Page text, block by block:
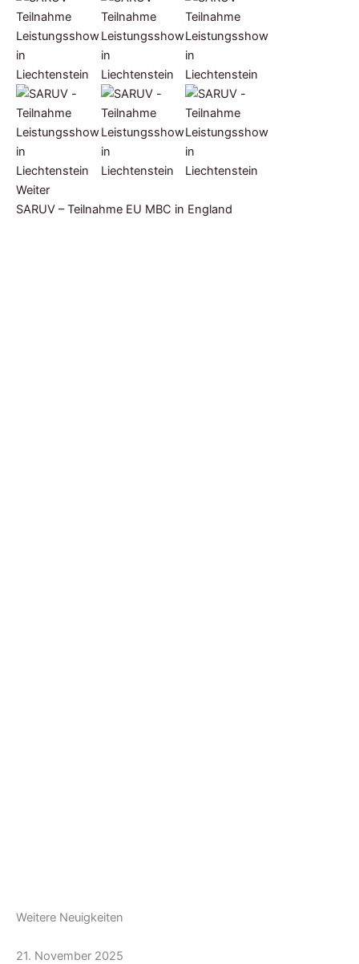
Weiter
SARUV – Teilnahme EU MBC in England
Weitere Neuigkeiten
21. November 2025